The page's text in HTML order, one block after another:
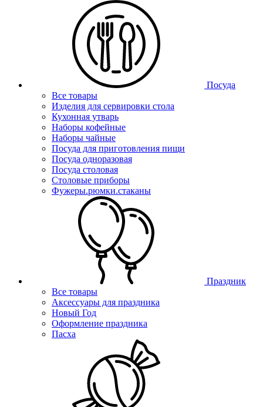
Посуда
Все товары
Изделия для сервировки стола
Кухонная утварь
Наборы кофейные
Наборы чайные
Посуда для приготовления пищи
Посуда одноразовая
Посуда столовая
Столовые приборы
Фужеры.рюмки.стаканы
Праздник
Все товары
Аксессуары для праздника
Новый Год
Оформление праздника
Пасха